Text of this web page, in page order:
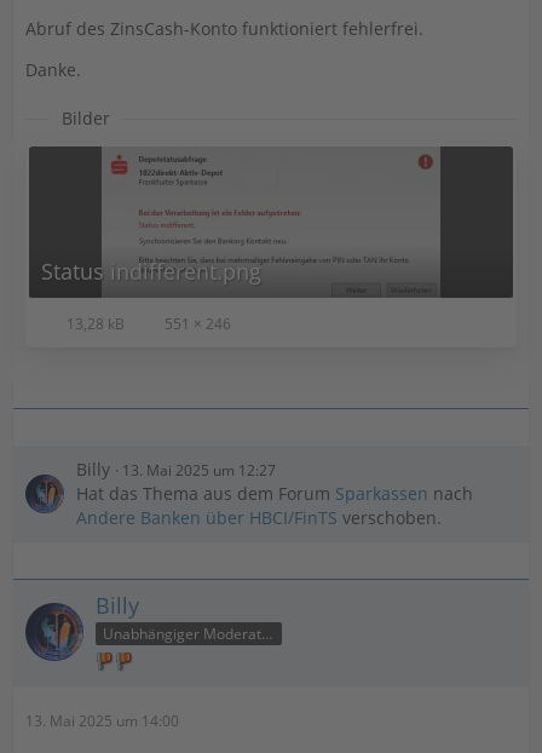
Abruf des ZinsCash-Konto funktioniert fehlerfrei.
Danke.
Bilder
Status indifferent.png
13,28 kB 551 × 246
Billy 13. Mai 2025 um 12:27
Hat das Thema aus dem Forum Sparkassen nach
Andere Banken über HBCI/FinTS verschoben.
Billy
Unabhängiger Moderator
13. Mai 2025 um 14:00